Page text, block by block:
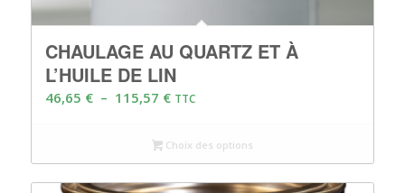
CHAULAGE AU QUARTZ ET À
L’HUILE DE LIN
46,65 € – 115,57 €Plage
prix :
46,65 €
à
TTC
Choix des options